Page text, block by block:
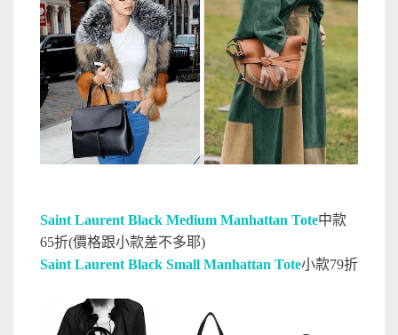
Saint Laurent Black Medium Manhattan Tote中款
65折(價格跟小款差不多耶)
Saint Laurent Black Small Manhattan Tote小款79折